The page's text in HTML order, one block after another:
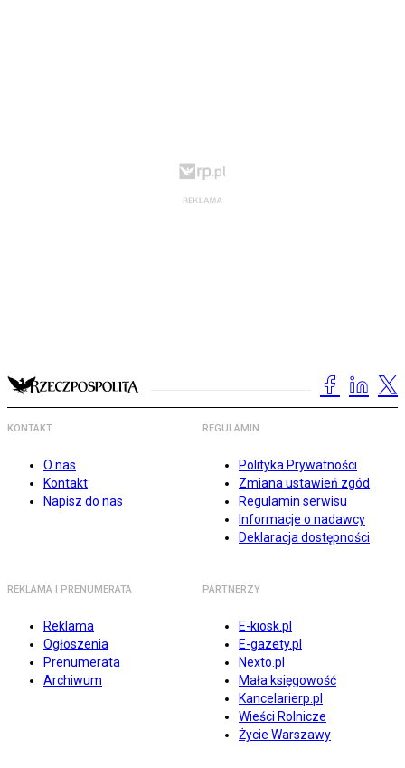
KONTAKT
O nas
Kontakt
Napisz do nas
REGULAMIN
Polityka Prywatności
Zmiana ustawień zgód
Regulamin serwisu
Informacje o nadawcy
Deklaracja dostępności
REKLAMA I PRENUMERATA
Reklama
Ogłoszenia
Prenumerata
Archiwum
PARTNERZY
E-kiosk.pl
E-gazety.pl
Nexto.pl
Mała księgowość
Kancelarierp.pl
Wieści Rolnicze
Życie Warszawy